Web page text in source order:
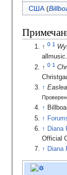
США(
Diana
Official
Diana